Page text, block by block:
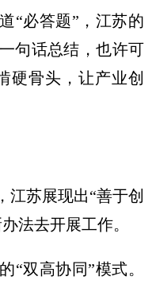
“必答题”，江苏的
句话总结，也许可
硬骨头，让产业创
江苏展现出“善于创
法去开展工作。
“双高协同”模式。